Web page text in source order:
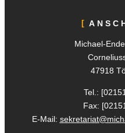
Michael-
47918
Tel.:
Fax:
E-Mail: